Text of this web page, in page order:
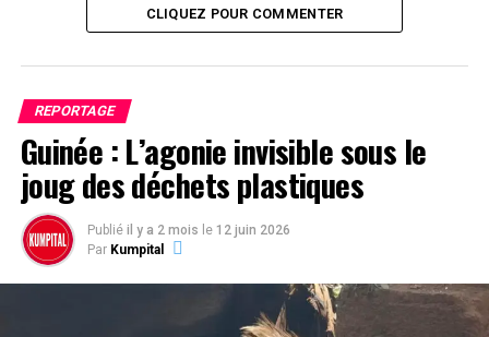
gouvernement de transitionCLIQUEZ POUR COMMENTER
REPORTAGE
Guinée : L’agonie invisible sous le
joug des déchets plastiques
Publié il y a 2 mois le 12 juin 2026
Par Kumpital